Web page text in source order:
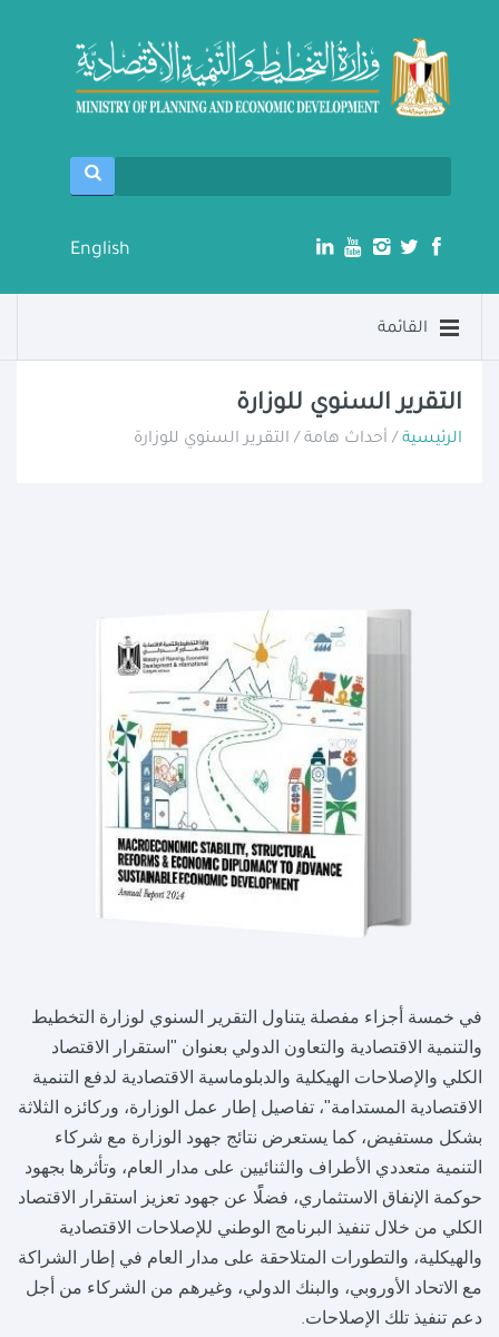
English
القائمة
التقرير السنوي للوزارة
الرئيسية / أحداث هامة / التقرير السنوي للوزارة
في خمسة أجزاء مفصلة يتناول التقرير السنوي لوزارة التخطيط
والتنمية الاقتصادية والتعاون الدولي بعنوان "استقرار الاقتصاد
الكلي والإصلاحات الهيكلية والدبلوماسية الاقتصادية لدفع التنمية
الاقتصادية المستدامة"، تفاصيل إطار عمل الوزارة، وركائزه الثلاثة
بشكل مستفيض، كما يستعرض نتائج جهود الوزارة مع شركاء
التنمية متعددي الأطراف والثنائيين على مدار العام، وتأثرها بجهود
حوكمة الإنفاق الاستثماري، فضلًًا عن جهود تعزيز استقرار الاقتصاد
الكلي من خلال تنفيذ البرنامج الوطني للإصلاحات الاقتصادية
والهيكلية، والتطورات المتلاحقة على مدار العام في إطار الشراكة
مع الاتحاد الأوروبي، والبنك الدولي، وغيرهم من الشركاء من أجل
دعم تنفيذ تلك الإصلاحات.